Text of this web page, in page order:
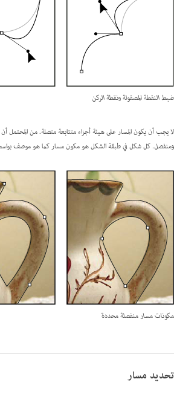
ضبط النقطة المصقولة ونقطة الركن
لا يجب أن يكون المسار على هيئة أجزاء متتابعة متصلة. من المحتمل
ومنفصل.كل شكل في طبقة الشكل هو مكون مسار كما هو موصف
مكونات مسار منفصلة محددة
تحديد مسار